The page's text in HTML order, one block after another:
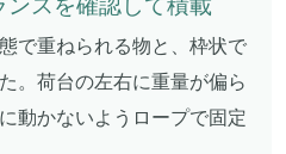
で重ねられる物と、枠状で
。荷台の左右に重量が偏ら
動かないようロープで固定